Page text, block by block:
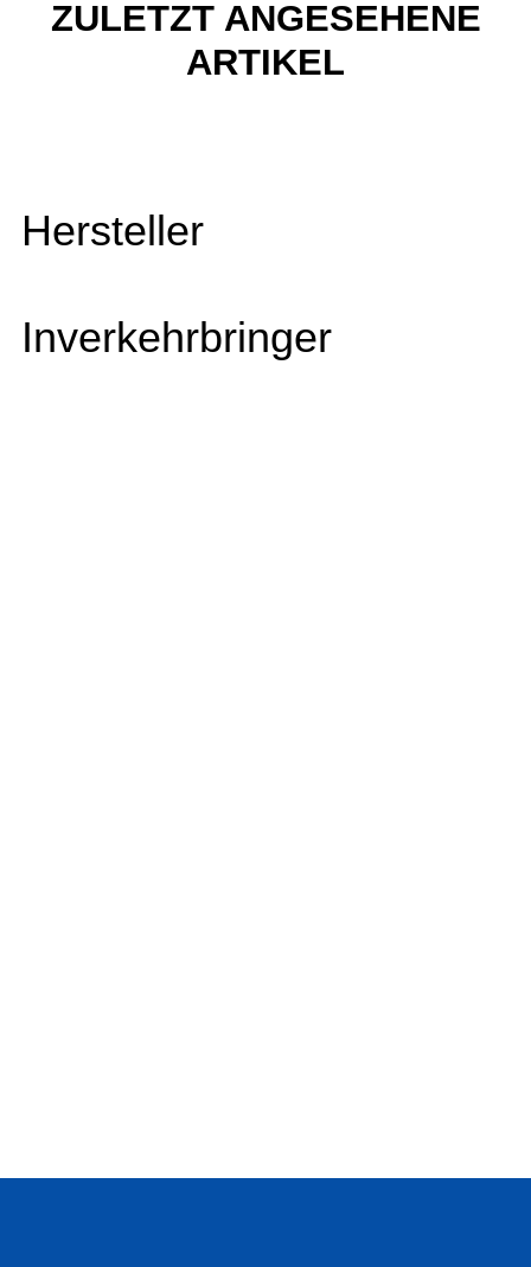
ZULETZT ANGESEHENE
ARTIKEL
Hersteller
Inverkehrbringer